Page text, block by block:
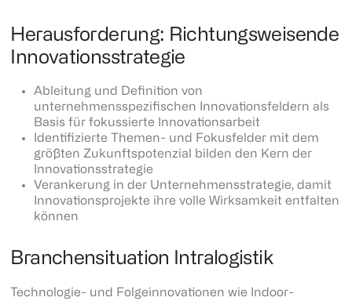
Herausforderung: Richtungsweisende
Innovationsstrategie
Ableitung und Definition von
unternehmensspezifischen Innovationsfeldern als
Basis für fokussierte Innovationsarbeit
Identifizierte Themen- und Fokusfelder mit dem
größten Zukunftspotenzial bilden den Kern der
Innovationsstrategie
Verankerung in der Unternehmensstrategie, damit
Innovationsprojekte ihre volle Wirksamkeit entfalten
können
Branchensituation Intralogistik
Technologie- und Folgeinnovationen wie Indoor-